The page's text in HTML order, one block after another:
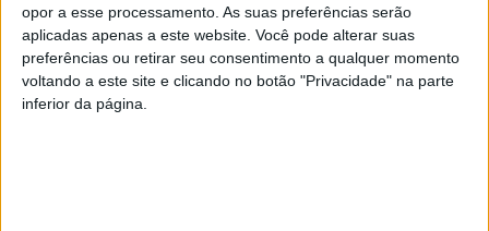
opor a esse processamento. As suas preferências serão
aplicadas apenas a este website. Você pode alterar suas
preferências ou retirar seu consentimento a qualquer momento
voltando a este site e clicando no botão "Privacidade" na parte
inferior da página.